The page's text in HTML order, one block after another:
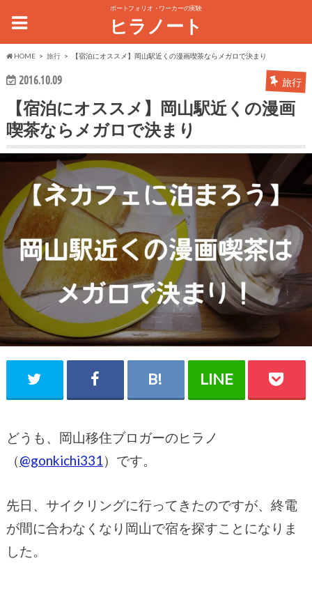
ポートフォリオ・ワーカーの実験
ヒラノート
HOME 旅行 【宿泊にオススメ】岡山駅近くの漫画喫茶ならメガロで決まり
2016.10.09 旅行
【宿泊にオススメ】岡山駅近くの漫画
喫茶ならメガロで決まり
どうも、岡山移住ブロガーのヒラノ
（@gonkichi331）です。
先日、サイクリングに行ってきたのですが、終電
が間に合わなくなり岡山で宿を探すことになりま
した。